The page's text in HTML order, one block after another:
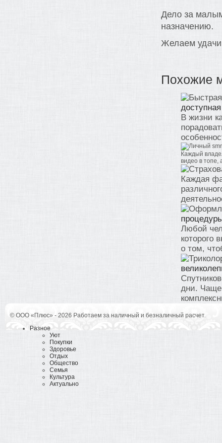
Дело за
назначению.
Желаем
Похожие
В жизни
Каждый
видео в топе,
Каждая
Любой
которого
о том,
дни. Чаще
© ООО «Плюс» - 2026 Работаем за наличный и безналичный расчет.
Разное
Уют
Покупки
Здоровье
Отдых
Общество
Семья
Культура
Актуально